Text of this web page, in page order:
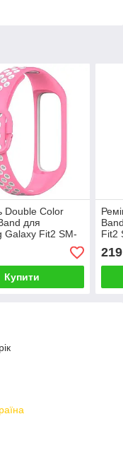
Double Color
для
Galaxy Fit2 SM-
/ White
Купити
Fit2
219